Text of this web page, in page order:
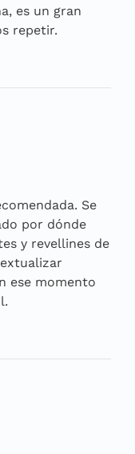
es un gran
repetir.
Se
por dónde
y revellines de
ese momento